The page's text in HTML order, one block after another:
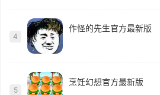
4
作怪的先生官方最新版
5
烹饪幻想官方最新版